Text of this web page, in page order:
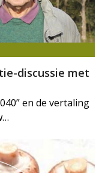
discussie met
en de vertaling